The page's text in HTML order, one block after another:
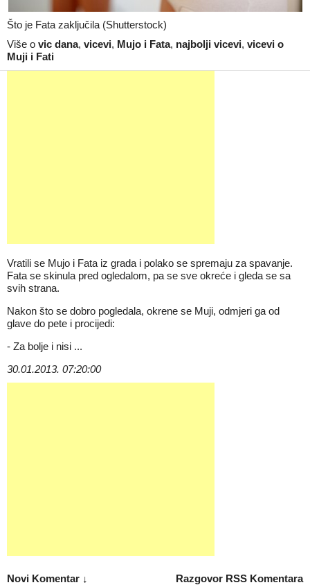
Što je Fata zaključila (Shutterstock)
Više o vic dana, vicevi, Mujo i Fata, najbolji vicevi, vicevi o
Muji i Fati
Vratili se Mujo i Fata iz grada i polako se spremaju za spavanje.
Fata se skinula pred ogledalom, pa se sve okreće i gleda se sa
svih strana.
Nakon što se dobro pogledala, okrene se Muji, odmjeri ga od
glave do pete i procijedi:
- Za bolje i nisi ...
30.01.2013. 07:20:00
Razgovor RSS Komentara
Novi Komentar ↓